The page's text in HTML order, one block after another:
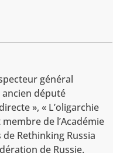
général
ancien député
», « L’oligarchie
de l’Académie
Rethinking Russia
de Russie.